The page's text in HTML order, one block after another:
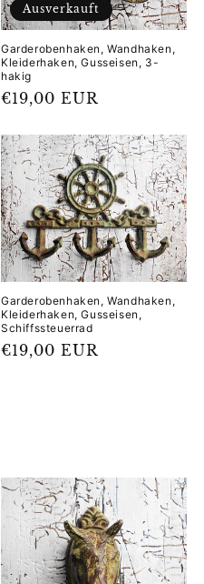
Ausverkauft
Garderobenhaken, Wandhaken,
Kleiderhaken, Gusseisen, 3-
hakig
Normaler
€19,00 EUR
Garderobenhaken, Wandhaken,
Kleiderhaken, Gusseisen,
Schiffssteuerrad
Normaler
€19,00 EUR